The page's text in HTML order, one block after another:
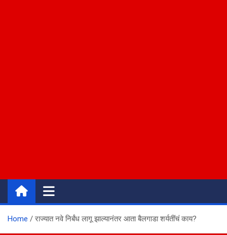
Home राज्यात नवे निर्बंध लागू झाल्यानंतर आता बैलगाडा शर्यतींचं काय?